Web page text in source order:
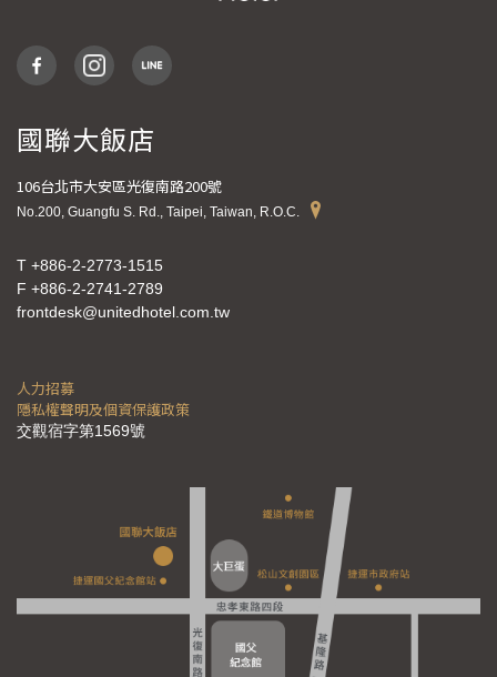
國聯大飯店
106台北市大安區光復南路200號
No.200, Guangfu S. Rd., Taipei, Taiwan, R.O.C.
T +886-2-2773-1515
F +886-2-2741-2789
frontdesk@unitedhotel.com.tw
人力招募
隱私權聲明及個資保護政策
交觀宿字第1569號